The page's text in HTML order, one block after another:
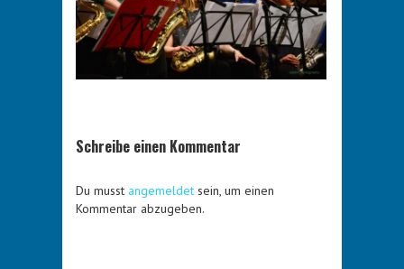
Schreibe einen Kommentar
Du musst angemeldet sein, um einen
Kommentar abzugeben.